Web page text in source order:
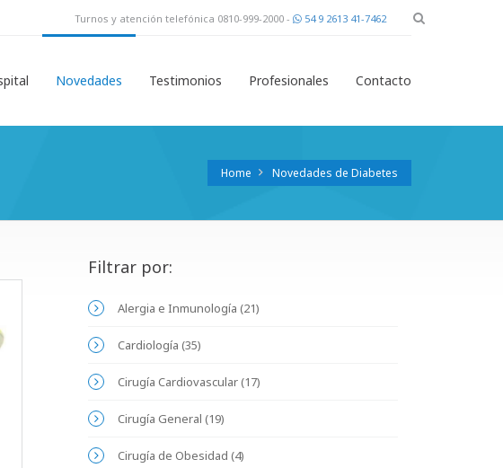
Turnos y atención telefónica 0810-999-2000 - 54 9 2613 41-7462
Novedades Testimonios Profesionales Contacto
Home Novedades de Diabetes
Filtrar por:
Alergia e Inmunología (21)
Cardiología (35)
Cirugía Cardiovascular (17)
Cirugía General (19)
Cirugía de Obesidad (4)